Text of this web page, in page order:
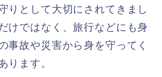
りとして大切にされてきまし
けではなく、旅行などにも身
事故や災害から身を守ってく
ります。